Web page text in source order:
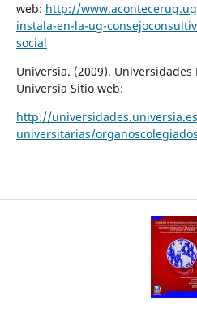
web: http://
instala-en-la-ug-
social
Universia. (2009). Universidades
Universia Sitio web:
http://
universitarias/